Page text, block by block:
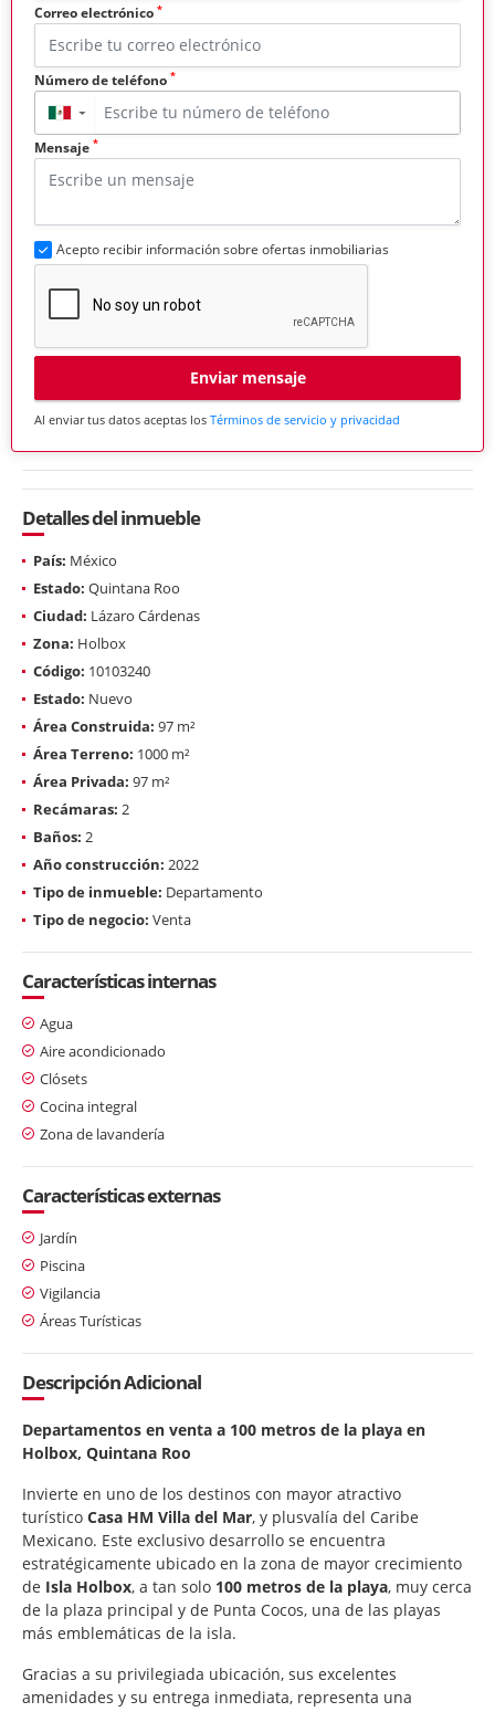
Correo electrónico *
Número de teléfono *
▼
Mensaje *
Acepto recibir información sobre ofertas inmobiliarias
Enviar mensaje
Al enviar tus datos aceptas los Términos de servicio y privacidad
Detalles del inmueble
País: México
Estado: Quintana Roo
Ciudad: Lázaro Cárdenas
Zona: Holbox
Código: 10103240
Estado: Nuevo
Área Construida: 97 m²
Área Terreno: 1000 m²
Área Privada: 97 m²
Recámaras: 2
Baños: 2
Año construcción: 2022
Tipo de inmueble: Departamento
Tipo de negocio: Venta
Características internas
Agua
Aire acondicionado
Clósets
Cocina integral
Zona de lavandería
Características externas
Jardín
Piscina
Vigilancia
Áreas Turísticas
Descripción Adicional
Departamentos en venta a 100 metros de la playa en
Holbox, Quintana Roo
Invierte en uno de los destinos con mayor atractivo
turístico Casa HM Villa del Mar, y plusvalía del Caribe
Mexicano. Este exclusivo desarrollo se encuentra
estratégicamente ubicado en la zona de mayor crecimiento
de Isla Holbox, a tan solo 100 metros de la playa, muy cerca
de la plaza principal y de Punta Cocos, una de las playas
más emblemáticas de la isla.
Gracias a su privilegiada ubicación, sus excelentes
amenidades y su entrega inmediata, representa una